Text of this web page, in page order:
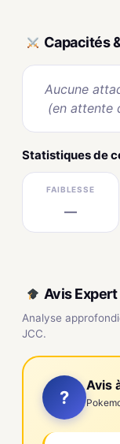
Capacités
Aucune
(en attente
Statistiques de
FAIBLESSE
—
Avis Expert
Analyse
JCC.
?
Avis